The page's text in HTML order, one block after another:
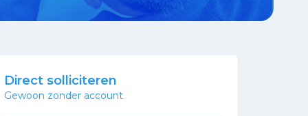
Direct solliciteren
Gewoon zonder account